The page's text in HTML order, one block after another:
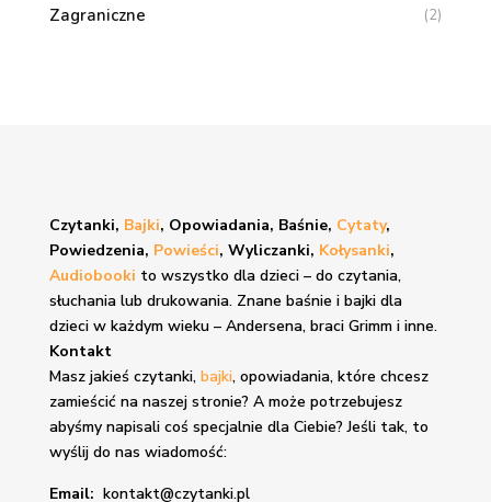
Zagraniczne (2)
Czytanki, Bajki, Opowiadania, Baśnie, Cytaty,
Powiedzenia, Powieści, Wyliczanki, Kołysanki,
Audiobooki to wszystko dla dzieci – do czytania,
słuchania lub drukowania. Znane baśnie i bajkidla
dzieci w każdym wieku – Andersena, braci Grimm i inne.
Kontakt
Masz jakieś czytanki, bajki, opowiadania, które chcesz
zamieścić na naszej stronie? A może potrzebujesz
abyśmy napisali coś specjalnie dla Ciebie? Jeśli tak, to
wyślij do nas wiadomość:
Email: kontakt@czytanki.pl